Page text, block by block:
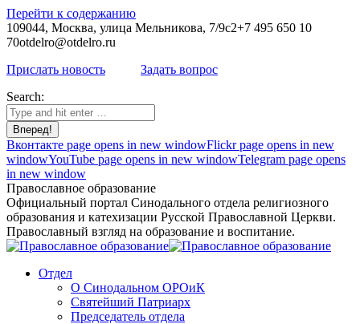
Перейти к содержанию
109044, Москва, улица Мельникова, 7/9с2+7 495 650 10
70otdelro@otdelro.ru
Прислать новость
Задать вопрос
Search:
Вконтакте page opens in new windowFlickr page opens in new
windowYouTube page opens in new windowTelegram page opens
in new window
Православное образование
Официальный портал Синодального отдела религиозного
образования и катехизации Русской Православной Церкви.
Православный взгляд на образование и воспитание.
Отдел
О Синодальном ОРОиК
Святейший Патриарх
Председатель отдела